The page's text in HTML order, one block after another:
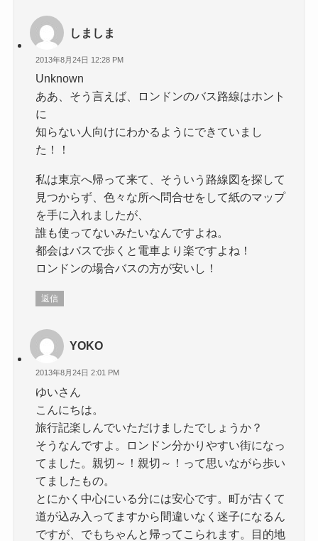
しましま
2013年8月24日 12:28 PM
Unknown
ああ、そう言えば、ロンドンのバス路線はホント
に
知らない人向けにわかるようにできていまし
た！！
私は東京へ帰って来て、そういう路線図を探して
見つからず、色々な所へ問合せをして紙のマップ
を手に入れましたが、
誰も使ってないみたいなんですよね。
都会はバスで歩くと電車より楽ですよね！
ロンドンの場合バスの方が安いし！
返信
YOKO
2013年8月24日 2:01 PM
ゆいさん
こんにちは。
旅行記楽しんでいただけましたでしょうか？
そうなんですよ。ロンドン分かりやすい街になっ
てました。親切～！親切～！って思いながら歩い
てましたもの。
とにかく中心にいる分には安心です。町が古くて
道が込み入ってますから間違いなく迷子になるん
ですが、でもちゃんと帰ってこられます。目的地